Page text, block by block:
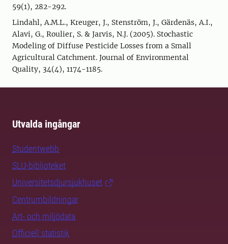
59(1), 282-292.
Lindahl, A.M.L., Kreuger, J., Stenström, J., Gärdenäs, A.I.,
Alavi, G., Roulier, S. & Jarvis, N.J. (2005). Stochastic
Modeling of Diffuse Pesticide Losses from a Small
Agricultural Catchment. Journal of Environmental
Quality, 34(4), 1174-1185.
Utvalda ingångar
Studentwebb
SLU-biblioteket
Universitetsdjursjukhuset
Centrumbildningar
Art- och miljödata
Officiell statistik